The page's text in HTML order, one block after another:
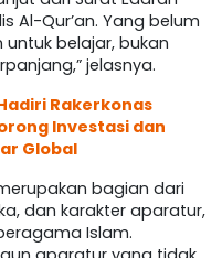
Al-Qur’an. Yang belum
belajar, bukan
jelasnya.
Rakerkonas
Investasi dan
Global
bagian dari
dan karakter aparatur,
Islam.